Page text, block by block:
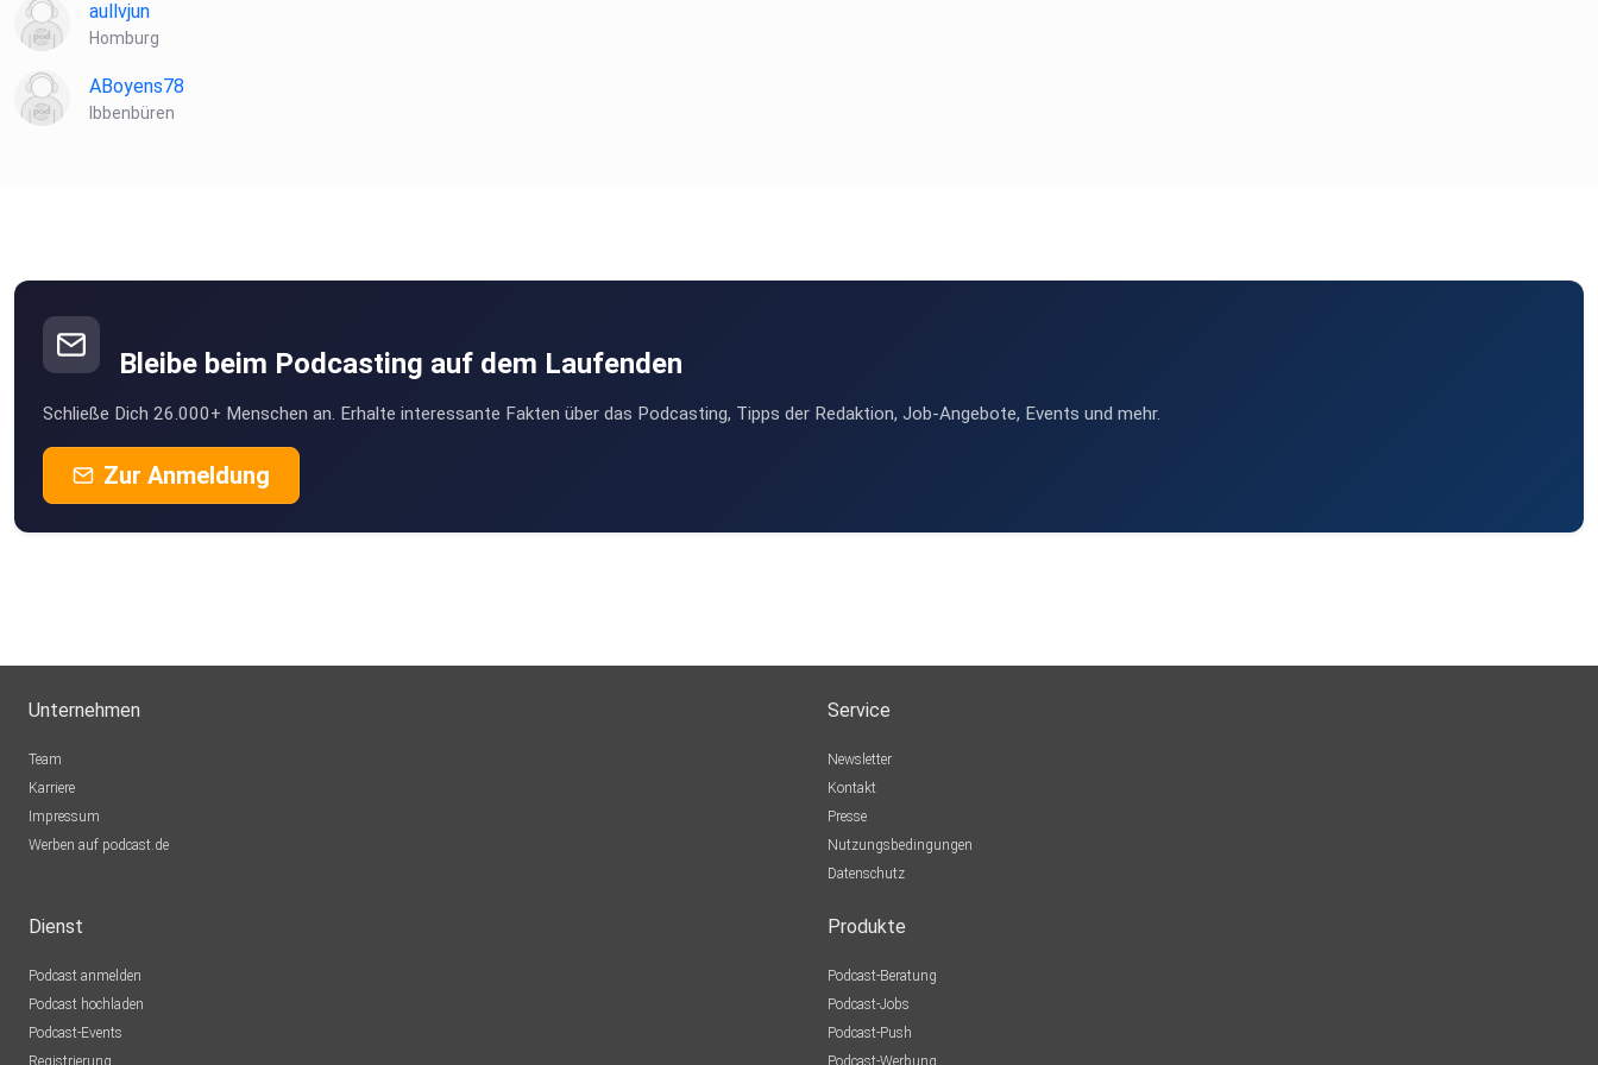
aullvjun
Homburg
ABoyens78
Ibbenbüren
Bleibe beim Podcasting auf dem Laufenden
Schließe Dich 26.000+ Menschen an. Erhalte interessante Fakten über das Podcasting, Tipps der Redaktion, Job-Angebote, Events und mehr.
Zur Anmeldung
Unternehmen
Team
Karriere
Impressum
Werben auf podcast.de
Service
Newsletter
Kontakt
Presse
Nutzungsbedingungen
Datenschutz
Dienst
Podcast anmelden
Podcast hochladen
Podcast-Events
Registrierung
Produkte
Podcast-Beratung
Podcast-Jobs
Podcast-Push
Podcast-Werbung